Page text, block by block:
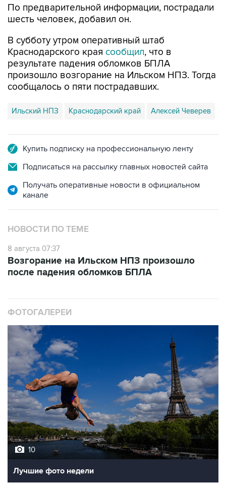
По предварительной информации, пострадали
шесть человек, добавил он.
В субботу утром оперативный штаб
Краснодарского края сообщил, что в
результате падения обломков БПЛА
произошло возгорание на Ильском НПЗ. Тогда
сообщалось о пяти пострадавших.
Ильский НПЗ Краснодарский край Алексей Чеверев
Купить подписку на профессиональную ленту
Подписаться на рассылку главных новостей сайта
Получать оперативные новости в официальном
канале
НОВОСТИ ПО ТЕМЕ
8 августа 07:37
Возгорание на Ильском НПЗ произошло
после падения обломков БПЛА
ФОТОГАЛЕРЕИ
10
Лучшие фото недели